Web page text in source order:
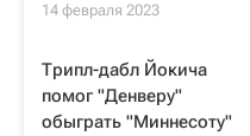
14 февраля 2023
Трипл-дабл Йокича
помог "Денверу"
обыграть "Миннесоту"